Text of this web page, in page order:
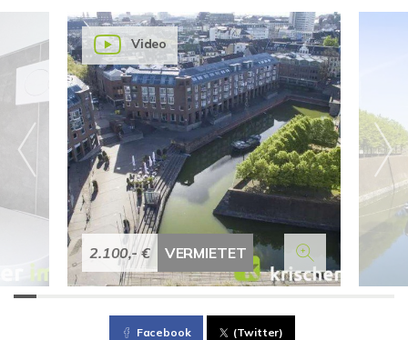
2.100,- € VERMIETET
Video
Facebook (Twitter)